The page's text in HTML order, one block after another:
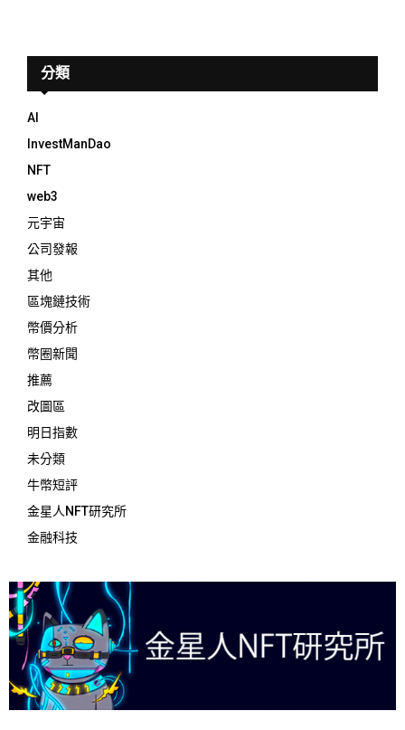
分類
AI
InvestManDao
NFT
web3
元宇宙
公司發報
其他
區塊鏈技術
幣價分析
幣圈新聞
推薦
改圖區
明日指數
未分類
牛幣短評
金星人NFT研究所
金融科技